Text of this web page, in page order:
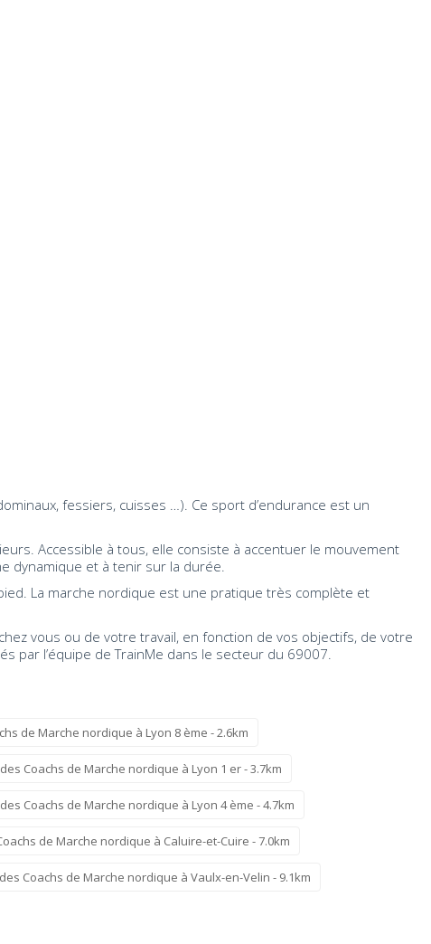
fessiers, cuisses …). Ce sport d’endurance est un
Accessible à tous, elle consiste à accentuer le mouvement
dynamique et à tenir sur la durée.
La marche nordique est une pratique très complète et
vous ou de votre travail, en fonction de vos objectifs, de votre
par l’équipe de TrainMe dans le secteur du 69007.
de Marche nordique à Lyon 8 ème - 2.6km
Coachs de Marche nordique à Lyon 1 er - 3.7km
Coachs de Marche nordique à Lyon 4 ème - 4.7km
de Marche nordique à Caluire-et-Cuire - 7.0km
Coachs de Marche nordique à Vaulx-en-Velin - 9.1km